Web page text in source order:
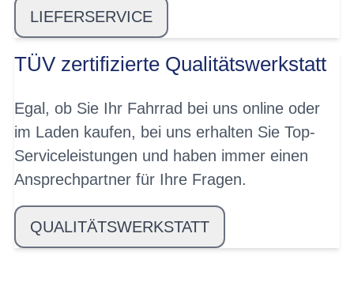
LIEFERSERVICE
TÜV zertifizierte Qualitätswerkstatt
Egal, ob Sie Ihr Fahrrad bei uns online oder
im Laden kaufen, bei uns erhalten Sie Top-
Serviceleistungen und haben immer einen
Ansprechpartner für Ihre Fragen.
QUALITÄTSWERKSTATT